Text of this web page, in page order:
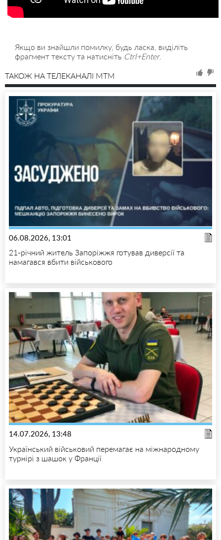
Якщо ви знайшли помилку, будь ласка, виділіть
фрагмент тексту та натисніть Ctrl+Enter.
ТАКОЖ НА ТЕЛЕКАНАЛІ MTM
06.08.2026, 13:01
21-річний житель Запоріжжя готував диверсії та
намагався вбити військового
14.07.2026, 13:48
Український військовий перемагає на міжнародному
турнірі з шашок у Франції